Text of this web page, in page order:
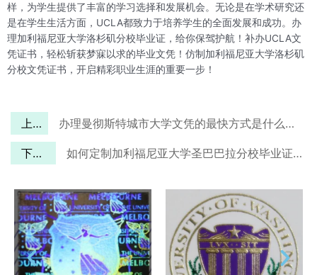
样，为学生提供了丰富的学习选择和发展机会。无论是在学术研究还
是在学生生活方面，UCLA都致力于培养学生的全面发展和成功。办
理加利福尼亚大学洛杉矶分校毕业证，给你保驾护航！补办UCLA文
凭证书，轻松斩获梦寐以求的毕业文凭！仿制加利福尼亚大学洛杉矶
分校文凭证书，开启精彩职业生涯的重要一步！
上一篇 办理曼彻斯特城市大学文凭的最快方式是什么？Buy Manchester Metropolitan University diploma
下一篇 如何定制加利福尼亚大学圣巴巴拉分校毕业证？buy UCSB diploma